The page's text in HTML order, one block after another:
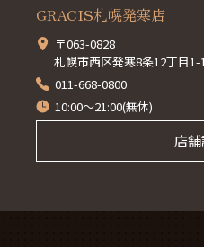
GRACIS札幌発寒店
〒063-0828
札幌市西区発寒8条12丁目
011-668-0800
10:00～21:00(無休)
店